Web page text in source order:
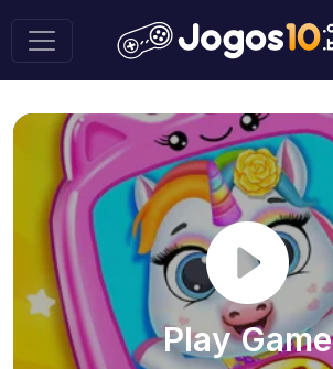
Play Game